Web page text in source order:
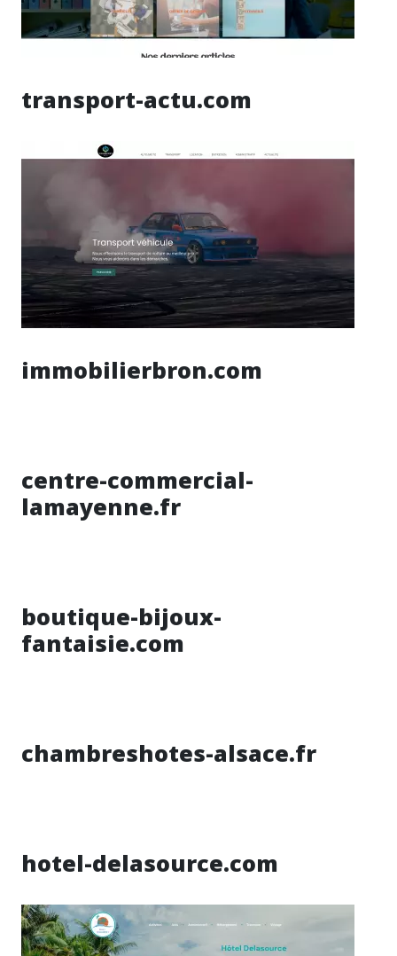
transport-actu.com
immobilierbron.com
centre-commercial-
lamayenne.fr
boutique-bijoux-
fantaisie.com
chambreshotes-alsace.fr
hotel-delasource.com